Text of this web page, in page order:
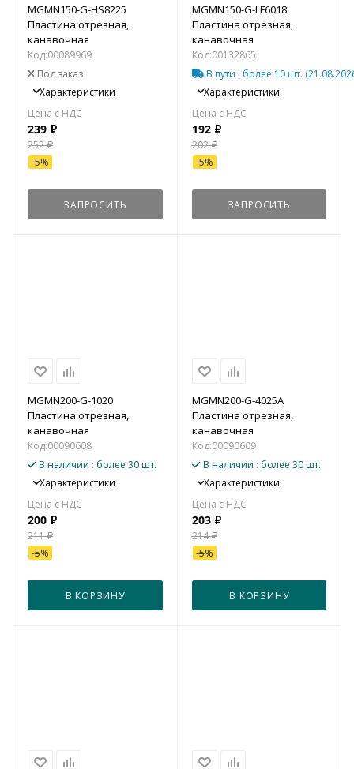
MGMN150-G-HS8225
Пластина отрезная,
канавочная
Код:00089969
Под заказ
Характеристики
239 ₽
252₽
-5%
ЗАПРОСИТЬ
MGMN150-G-LF6018
Пластина отрезная,
канавочная
Код:00132865
В пути : более 10 шт.
Характеристики
192₽
202₽
-5%
ЗАПРОСИТЬ
MGMN200-G-1020
Пластина отрезная,
канавочная
Код:00090608
В наличии : более 30 шт.
Характеристики
200 ₽
211₽
-5%
В КОРЗИНУ
MGMN200-G-4025A
Пластина отрезная,
канавочная
Код:00090609
В наличии : более 30 шт.
Характеристики
203₽
214₽
-5%
В КОРЗИНУ